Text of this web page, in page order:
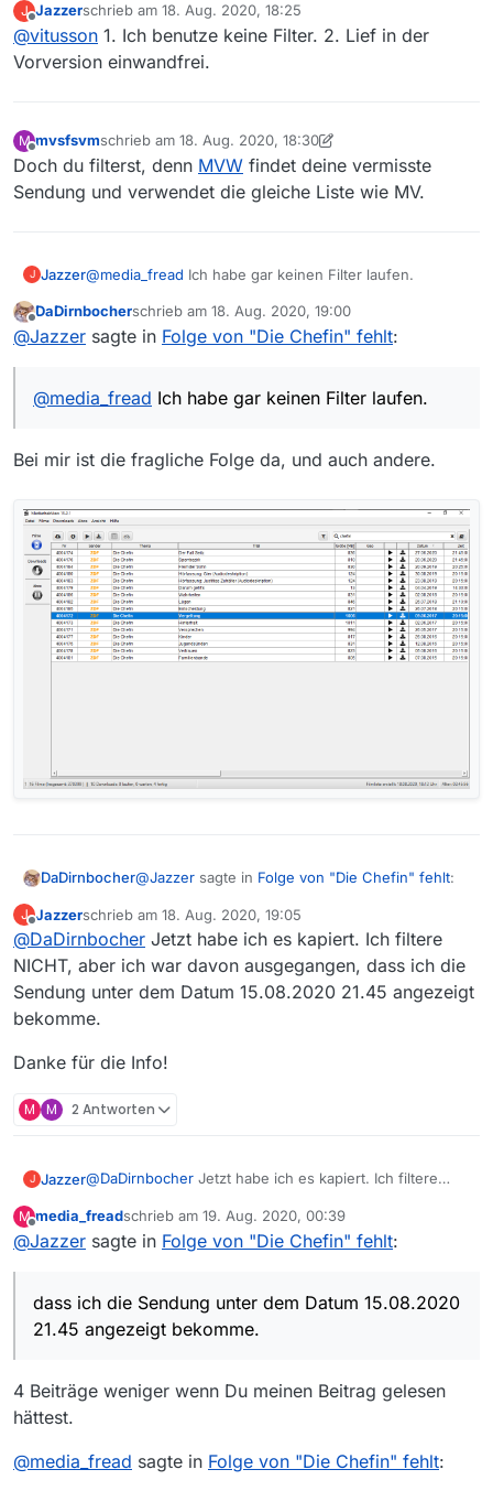
Im ZDF wird derzeit der Serienkrimi “Die Chefin”
jeden Samstag um 21.45 Uhr wiederholt. MV
zeigt an, dass im Juni 2020 der letzte war.
Die Chefin
Samstags 21.45 Uhr
MV: 13.6
Das hat
einen eigenen Thread aufmachen
.b sind das alles Wiederholungen und als solche
entweder nicht vom Crawler erfasst oder deine Filter
sind falsch eingestellt
J
Offline
Jazzerschrieb am 18. Aug. 2020, 18:25
zuletzt editiert von
@vitusson 1. Ich benutze keine Filter. 2. Lief in der
Vorversion einwandfrei.
M
Offline
mvsfsvmschrieb am 18. Aug. 2020, 18:30
zuletzt editiert von mvsfsvm
Doch du filterst, denn MVW findet deine vermisste
Sendung und verwendet die gleiche Liste wie MV.
J Jazzer@media_fread Ich habe gar keinen Filter laufen.
Offline
DaDirnbocherschrieb am 18. Aug. 2020, 19:00
zuletzt editiert von
@Jazzer sagte in Folge von "Die Chefin" fehlt:
@media_fread Ich habe gar keinen Filter laufen.
Bei mir ist die fragliche Folge da, und auch andere.
DaDirnbocher@Jazzer sagte in Folge von "Die Chefin" fehlt:
@media_freadIch habe gar keinen Filter
laufen.
Bei mir ist die fragliche Folge da, und auch
andere.
J
Offline
Jazzerschrieb am 18. Aug. 2020, 19:05
zuletzt editiert von
@DaDirnbocher Jetzt habe ich es kapiert. Ich filtere
NICHT, aber ich war davon ausgegangen, dass ich die
Sendung unter dem Datum 15.08.2020 21.45 angezeigt
bekomme.
Danke für die Info!
M M 2 Antworten
J Jazzer@DaDirnbocher Jetzt habe ich es kapiert. Ich filtere
Sendung unter dem Datum 15.08.2020 21.45 angezeigt
bekomme.
Danke für die Info!
M
Offline
media_freadschrieb am 19. Aug. 2020, 00:39
zuletzt editiert von
@Jazzer sagte in Folge von "Die Chefin" fehlt:
dass ich die Sendung unter dem Datum 15.08.2020
21.45 angezeigt bekomme.
4 Beiträge weniger wenn Du meinen Beitrag gelesen
hättest.
@media_fread sagte in Folge von "Die Chefin" fehlt: